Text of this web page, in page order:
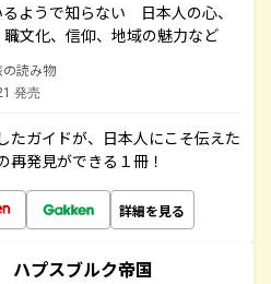
るようで知らない 日本人の心、
文化、信仰、地域の魅力など
の読み物
発売
たガイドが、日本人にこそ伝えた
再発見ができる１冊！
詳細を見る
プスブルク帝国